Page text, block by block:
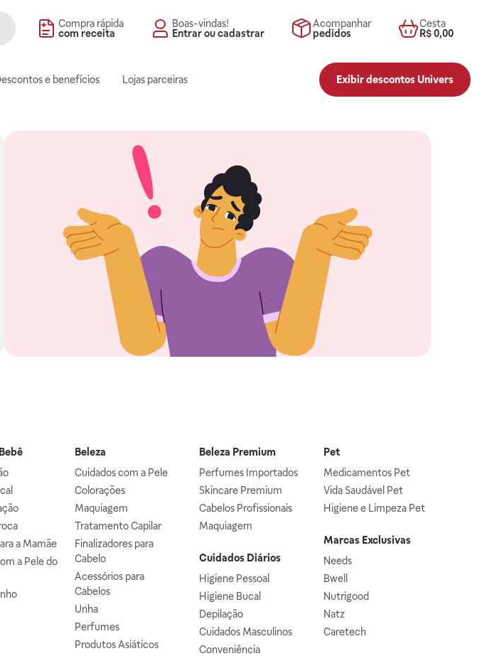
Compra rápida
com receita
Boas-vindas!
Entrar ou cadastrar
Acompanhar
pedidos
Cesta
R$ 0,00
e benefícios Lojas parceiras Exibir descontos Univers
a Mamãe
a Pele do
Beleza
Cuidados com a Pele
Colorações
Maquiagem
Tratamento Capilar
Finalizadores para
Cabelo
Acessórios para
Cabelos
Unha
Perfumes
Produtos Asiáticos
Beleza Premium
Perfumes Importados
Skincare Premium
Cabelos Profissionais
Maquiagem
Cuidados Diários
Higiene Pessoal
Higiene Bucal
Depilação
Cuidados Masculinos
Conveniência
Pet
Medicamentos Pet
Vida Saudável Pet
Higiene e Limpeza Pet
Marcas Exclusivas
Needs
Bwell
Nutrigood
Natz
Caretech